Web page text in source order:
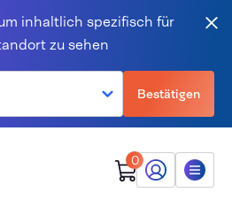
inhaltlich spezifisch für
zu sehen
Bestätigen
0
Mein Audion
Menü